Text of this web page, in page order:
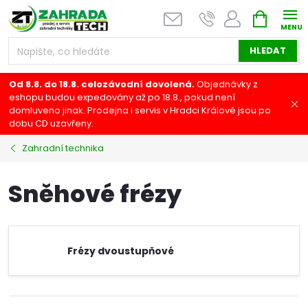
Přejít
na
obsah
HLEDAT
NÁKUPNÍ
KOŠÍK
Od 8.8. do 18.8. celozávodní dovolená.Objednávky z
eshopu budou expedovány až po 18.8., pokud není
domluveno jinak. Prodejna i servis v Hradci Králové jsou po
dobu CD uzavřeny.
Zahradní technika
Sněhové frézy
Frézy dvoustupňové